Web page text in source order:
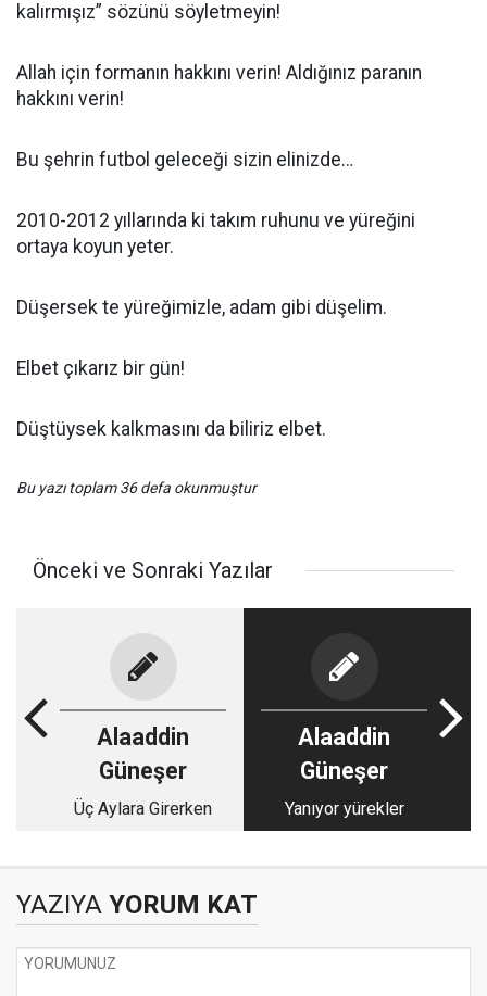
kalırmışız” sözünü söyletmeyin!
Allah için formanın hakkını verin! Aldığınız paranın
hakkını verin!
Bu şehrin futbol geleceği sizin elinizde…
2010-2012 yıllarında ki takım ruhunu ve yüreğini
ortaya koyun yeter.
Düşersek te yüreğimizle, adam gibi düşelim.
Elbet çıkarız bir gün!
Düştüysek kalkmasını da biliriz elbet.
Bu yazı toplam 36 defa okunmuştur
Önceki ve Sonraki Yazılar
Alaaddin
Güneşer
Üç Aylara Girerken
Alaaddin
Güneşer
Yanıyor yürekler
YAZIYA YORUM KAT